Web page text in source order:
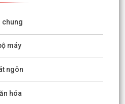
chung
máy
ngôn
hóa
(kỳ họp thường lệ giữa năm
nhân dân phường Trần Hưng
Báo cáo viên thành phố Hải